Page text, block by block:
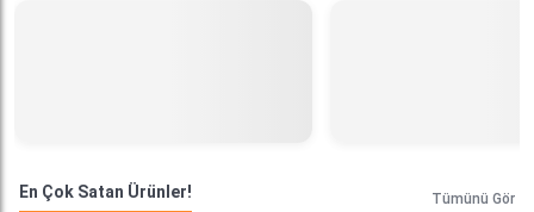
En Çok Satan Ürünler! Tümünü Gör